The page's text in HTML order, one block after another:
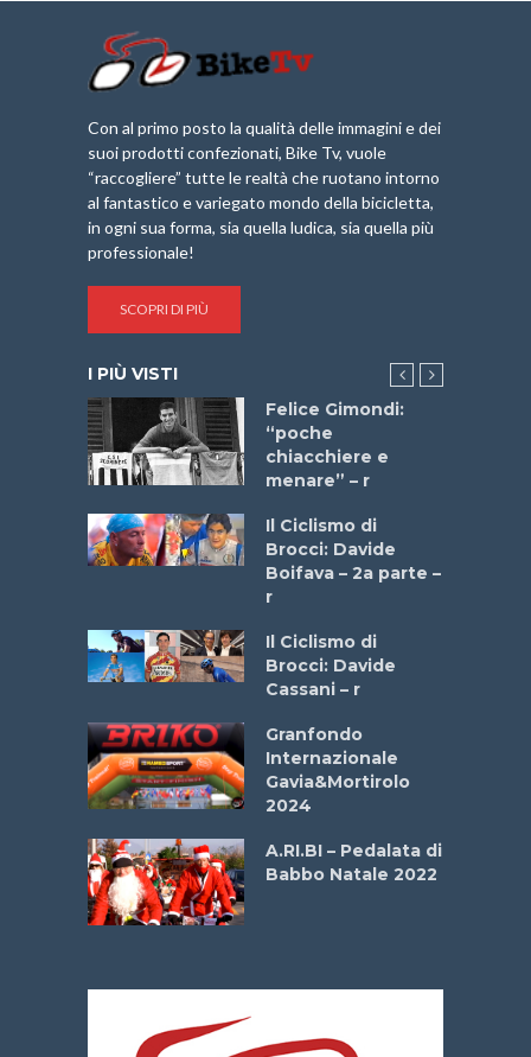
Con al primo posto la qualità delle immagini e dei
suoi prodotti confezionati, Bike Tv, vuole
“raccogliere” tutte le realtà che ruotano intorno
al fantastico e variegato mondo della bicicletta,
in ogni sua forma, sia quella ludica, sia quella più
professionale!
SCOPRI DI PIÙ
I PIÙ VISTI
Felice Gimondi:
“poche
chiacchiere e
menare” – r
Il Ciclismo di
Brocci: Davide
Boifava – 2a parte –
r
Il Ciclismo di
Brocci: Davide
Cassani – r
Granfondo
Internazionale
Gavia&Mortirolo
2024
A.RI.BI – Pedalata di
Babbo Natale 2022